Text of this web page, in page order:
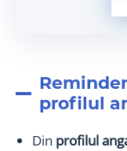
profilul
Din profilul